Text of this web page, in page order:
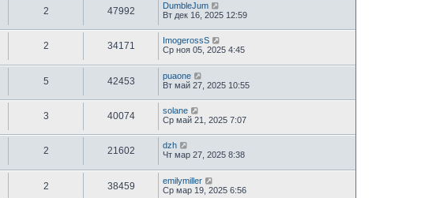
2 47992
DumbleJum
Вт дек 16, 2025 12:59
2 34171
ImogerossS
Ср ноя 05, 2025 4:45
5 42453
puaone
Вт май 27, 2025 10:55
3 40074
solane
Ср май 21, 2025 7:07
2 21602
dzh
Чт мар 27, 2025 8:38
2 38459
emilymiller
Ср мар 19, 2025 6:56